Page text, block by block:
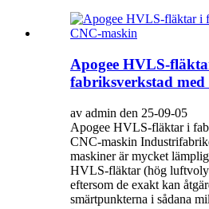
Apogee HVLS-
fabriksverkstad
av admin den 25-09-05
Apogee HVLS-fläktar i
CNC-maskin
maskiner är mycket
HVLS-fläktar (hög
eftersom de exakt kan
smärtpunkterna i sådana